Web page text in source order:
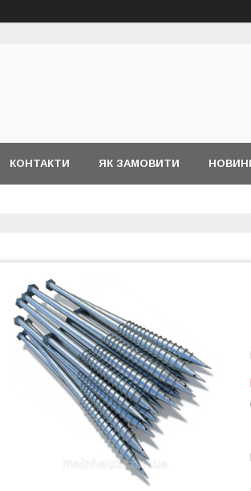
КОНТАКТИ ЯК ЗАМОВИТИ